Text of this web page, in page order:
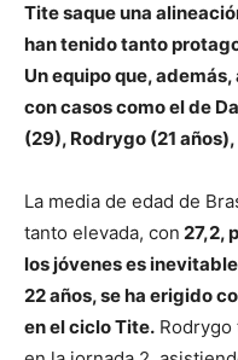
Tite saque una
han tenido tanto
Un equipo que,
con casos como el de
(29), Rodrygo (21
La media de edad de
tanto elevada, con 27,2,
los jóvenes es
22 años, se ha erigido
en el ciclo Tite.